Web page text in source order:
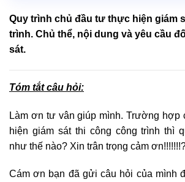
Quy trình chủ đầu tư thực hiện giám
trình. Chủ thể, nội dung và yêu cầu
sát.
Tóm tắt câu hỏi:
Làm ơn tư vân giúp mình. Trường hợp
hiện giám sát thi công công trình thì
như thế nào? Xin trân trọng cảm
Cám ơn bạn đã gửi câu hỏi của mình